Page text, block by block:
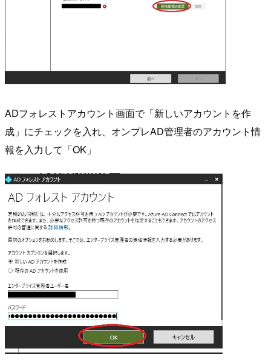
ADフォレストアカウント画面で「新しいアカウントを作
成」にチェックを入れ、オンプレAD管理者のアカウント情
報を入力して「OK」